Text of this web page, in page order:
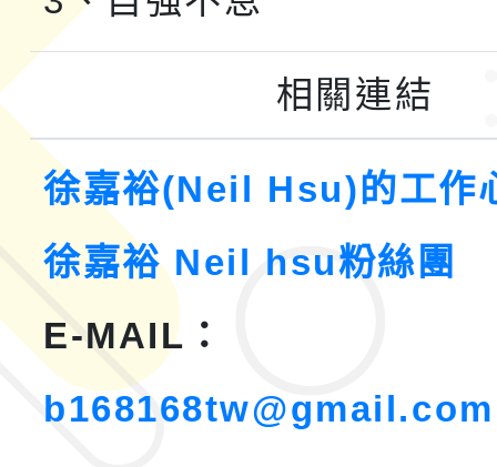
相關連結
徐嘉裕(Neil Hsu)的工作
徐嘉裕 Neil hsu粉絲團
E-MAIL：
b168168tw@gmail.com